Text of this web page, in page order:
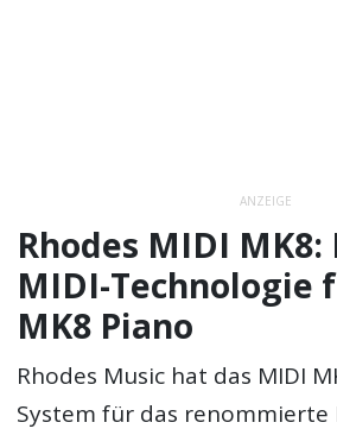
ANZEIGE
Rhodes MIDI
MIDI-Technologie
MK8 Piano
Rhodes Music hat das MIDI
System für das renommierte